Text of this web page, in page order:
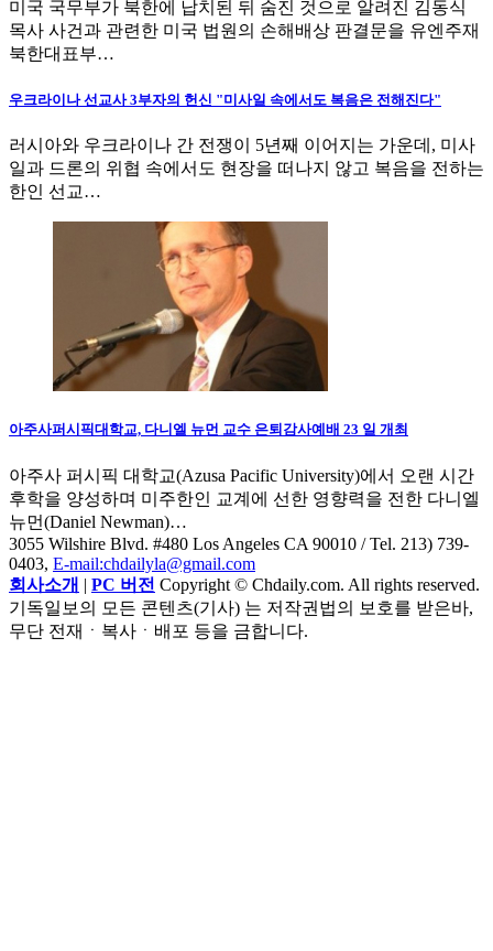
미국 국무부가 북한에 납치된 뒤 숨진 것으로 알려진 김동식
목사 사건과 관련한 미국 법원의 손해배상 판결문을 유엔주재
북한대표부…
우크라이나 선교사 3부자의 헌신 "미사일 속에서도 복음은 전해진다"
러시아와 우크라이나 간 전쟁이 5년째 이어지는 가운데, 미사
일과 드론의 위협 속에서도 현장을 떠나지 않고 복음을 전하는
한인 선교…
아주사퍼시픽대학교, 다니엘 뉴먼 교수 은퇴감사예배 23 일 개최
아주사 퍼시픽 대학교(Azusa Pacific University)에서 오랜 시간
후학을 양성하며 미주한인 교계에 선한 영향력을 전한 다니엘
뉴먼(Daniel Newman)…
3055 Wilshire Blvd. #480 Los Angeles CA 90010 / Tel. 213) 739-
0403, E-mail:chdailyla@gmail.com
회사소개 | PC 버전 Copyright © Chdaily.com. All rights reserved.
기독일보의 모든 콘텐츠(기사) 는 저작권법의 보호를 받은바,
무단 전재ㆍ복사ㆍ배포 등을 금합니다.